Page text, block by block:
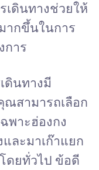
เดินทางช่วยให้
ากขึ้นในการ
การ
ดินทางมี
ณสามารถเลือก
พาะฮ่องกง
ละมาเก๊าแยก
ดยทั่วไป ข้อดี